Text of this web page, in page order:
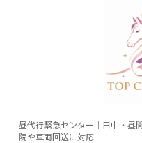
昼代行緊急センター｜日中・昼
院や車両回送に対応